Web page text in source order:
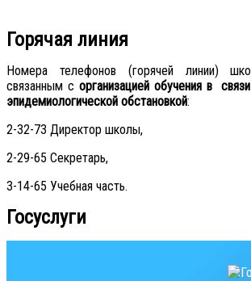
Горячая линия
Номера телефонов (горячей линии)
связанным с организацией обучения в
эпидемиологической обстановкой:
2-32-73 Директор школы,
2-29-65 Секретарь,
3-14-65 Учебная часть.
Госуслуги